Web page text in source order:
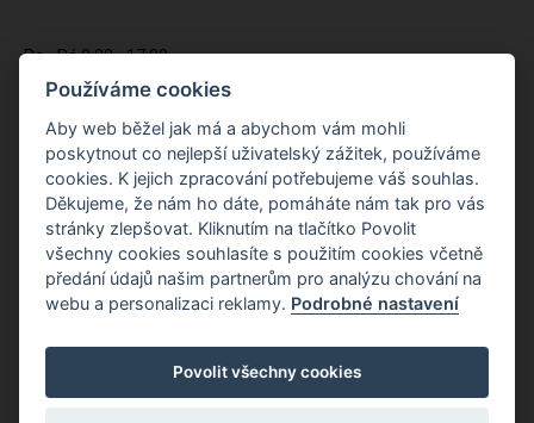
Po - Pá 9:00 - 17:00
(12:00 - 12:30 pauza)
Napište nám kdykoliv!
info@apiso.cz
Používáme cookies
Aby web běžel jak má a abychom vám mohli
poskytnout co nejlepší uživatelský zážitek, používáme
cookies. K jejich zpracování potřebujeme váš souhlas.
Děkujeme, že nám ho dáte, pomáháte nám tak pro vás
stránky zlepšovat. Kliknutím na tlačítko Povolit
všechny cookies souhlasíte s použitím cookies včetně
předání údajů našim partnerům pro analýzu chování na
webu a personalizaci reklamy. Podrobné nastavení
Povolit všechny cookies